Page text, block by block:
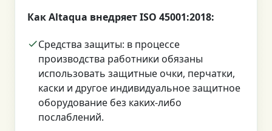
Как Altaqua внедряет ISO 45001:2018:
Средства защиты: в процессе
производства работники обязаны
использовать защитные очки, перчатки,
каски и другое индивидуальное защитное
оборудование без каких-либо
послаблений.